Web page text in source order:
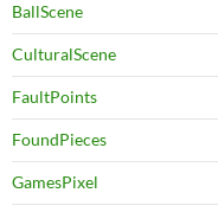
BallScene
CulturalScene
FaultPoints
FoundPieces
GamesPixel